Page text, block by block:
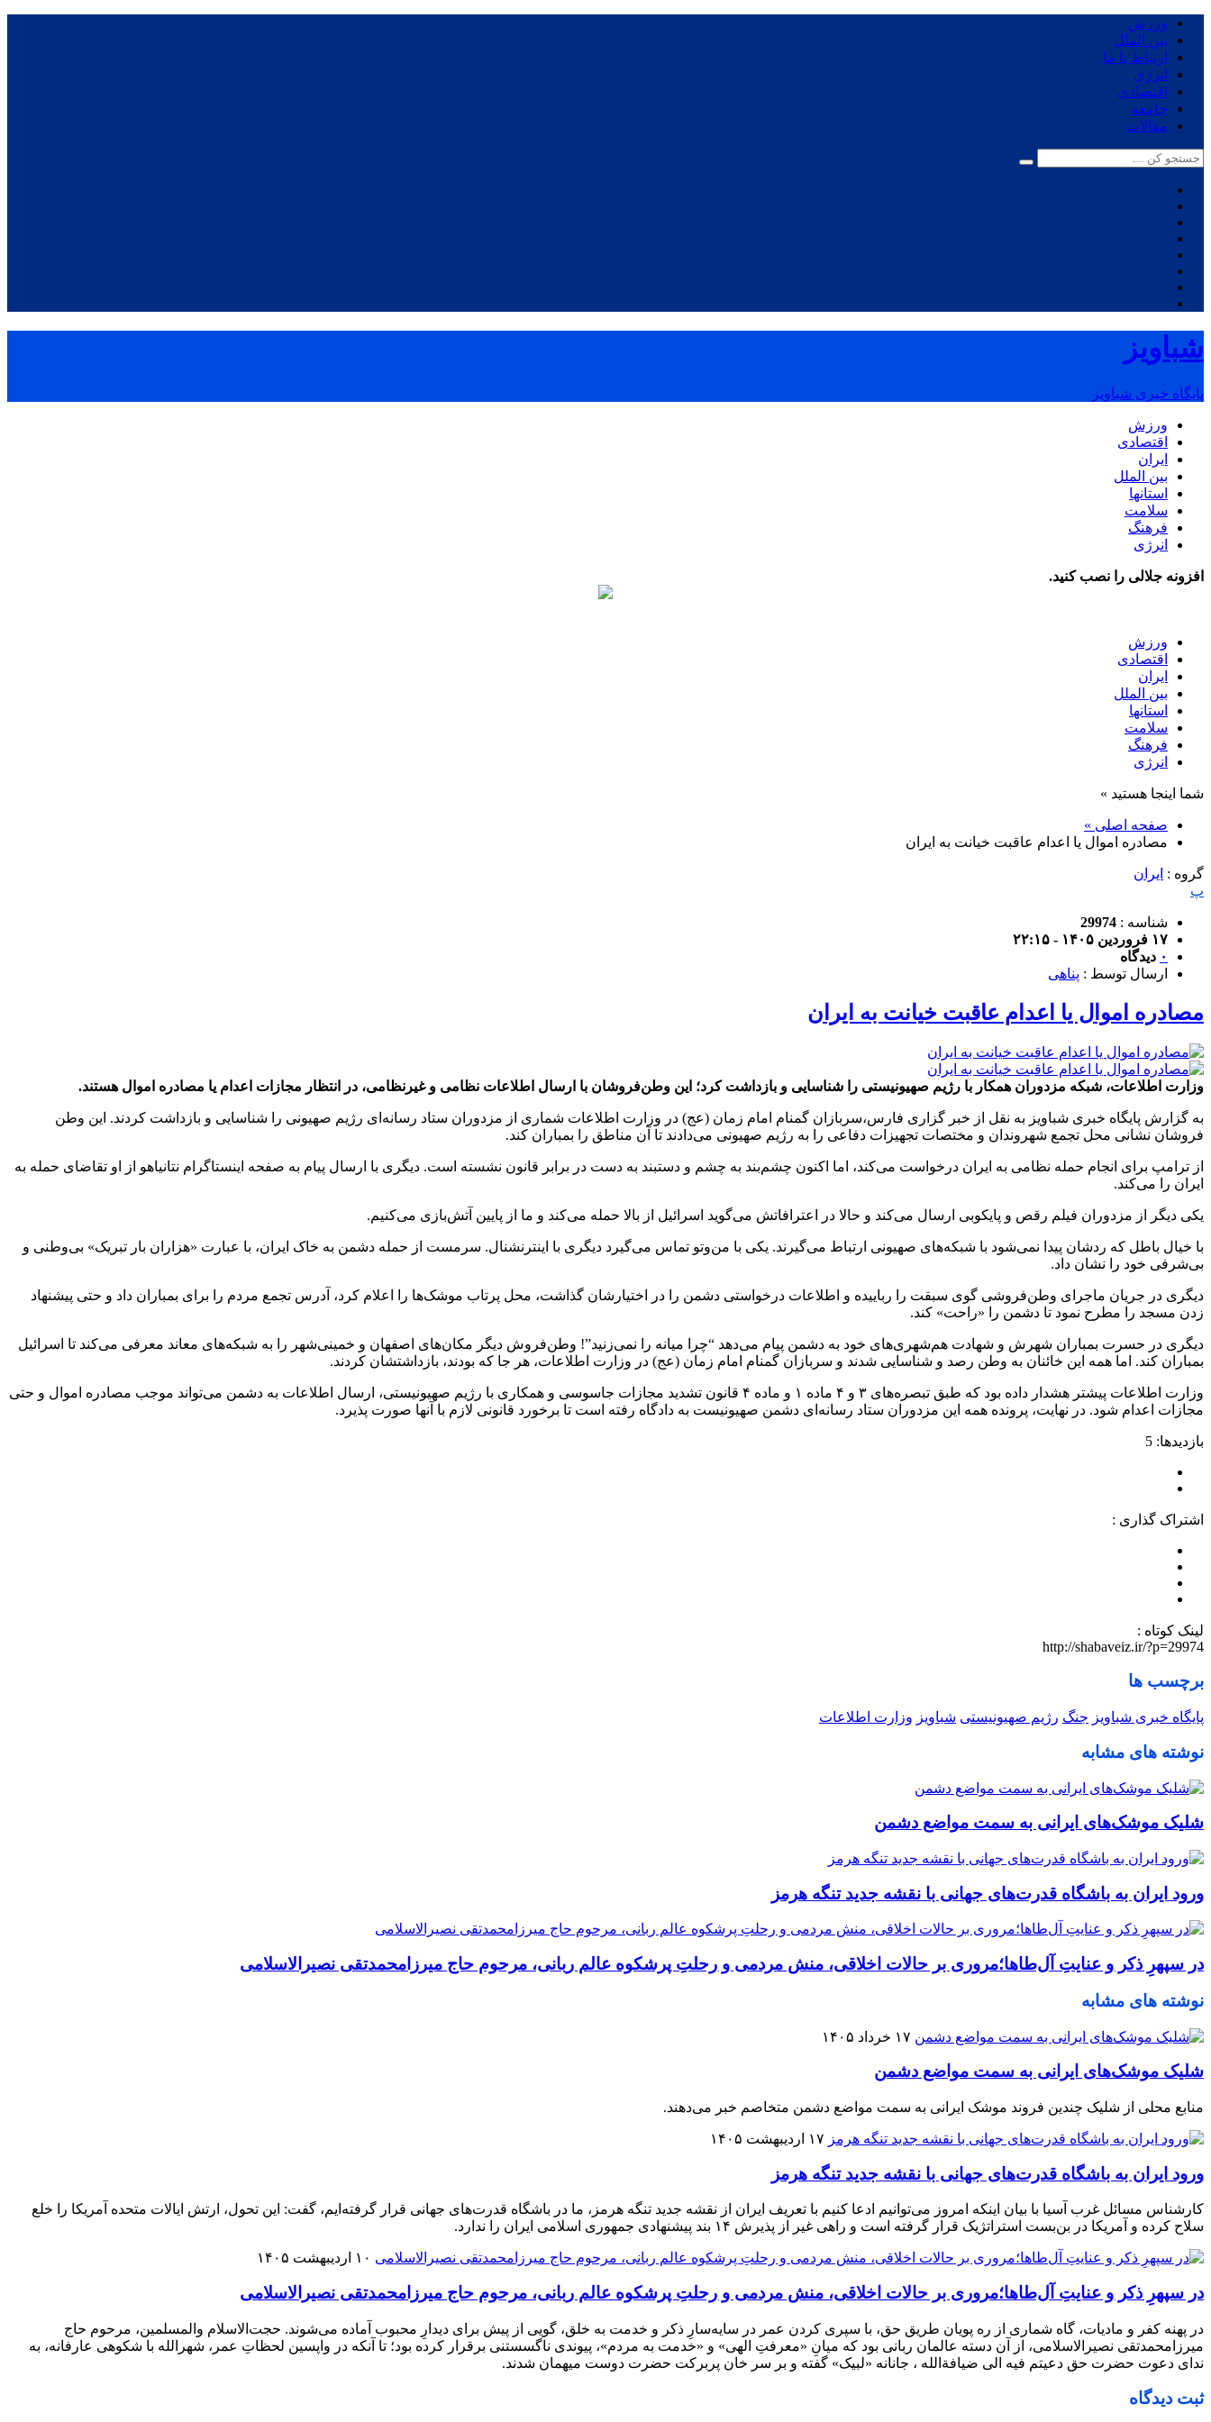
ورزش
بین الملل
ارتباط با ما
انرژی
اقتصادی
جامعه
مقالات
شباویز
پایگاه خبری شباویز
ورزش
اقتصادی
ایران
بین الملل
استانها
سلامت
فرهنگ
انرژی
افزونه جلالی را نصب کنید.
ورزش
اقتصادی
ایران
بین الملل
استانها
سلامت
فرهنگ
انرژی
شما اینجا هستید »
صفحه اصلی »
مصادره اموال یا اعدام عاقبت خیانت به ایران
گروه : ایران
پ
شناسه : 29974
۱۷ فروردین ۱۴۰۵ - ۲۲:۱۵
۰ دیدگاه
ارسال توسط : پناهی
مصادره اموال یا اعدام عاقبت خیانت به ایران
وزارت اطلاعات، شبکه مزدوران همکار با رژیم صهیونیستی را شناسایی و بازداشت کرد؛ این وطن‌فروشان با ارسال اطلاعات نظامی و غیرنظامی، در انتظار مجازات اعدام یا مصادره اموال هستند.
به گزارش پایگاه خبری شباویز به نقل از خبر گزاری فارس،سربازان گمنام امام زمان (عج) در وزارت اطلاعات شماری از مزدوران ستاد رسانه‌ای رژیم صهیونی را شناسایی و بازداشت کردند. این وطن
فروشان نشانی محل تجمع شهروندان و مختصات تجهیزات دفاعی را به رژیم صهیونی می‌دادند تا آن مناطق را بمباران کند.
از ترامپ برای انجام حمله نظامی به ایران درخواست می‌کند، اما اکنون چشم‌بند به چشم و دستبند به دست در برابر قانون نشسته است. دیگری با ارسال پیام به صفحه اینستاگرام نتانیاهو از او تقاضای حمله به
ایران را می‌کند.
یکی دیگر از مزدوران فیلم رقص و پایکوبی ارسال می‌کند و حالا در اعترافاتش می‌گوید اسرائیل از بالا حمله می‌کند و ما از پایین آتش‌بازی می‌کنیم.
با خیال باطل که ردشان پیدا نمی‌شود با شبکه‌های صهیونی ارتباط می‌گیرند. یکی با من‌وتو تماس می‌گیرد دیگری با اینترنشنال. سرمست از حمله دشمن به خاک ایران، با عبارت «هزاران بار تبریک» بی‌وطنی و
بی‌شرفی خود را نشان داد.
دیگری در جریان ماجرای وطن‌فروشی گوی سبقت را رباییده و اطلاعات درخواستی دشمن را در اختیارشان گذاشت، محل پرتاب موشک‌ها را اعلام کرد، آدرس تجمع مردم را برای بمباران داد و حتی پیشنهاد
زدن مسجد را مطرح نمود تا دشمن را «راحت» کند.
دیگری در حسرت بمباران شهرش و شهادت هم‌شهری‌های خود به دشمن پیام می‌دهد “چرا میانه را نمی‌زنید”! وطن‌فروش دیگر مکان‌های اصفهان و خمینی‌شهر را به شبکه‌های معاند معرفی می‌کند تا اسرائیل
بمباران کند. اما همه این خائنان به وطن رصد و شناسایی شدند و سربازان گمنام امام زمان (عج) در وزارت اطلاعات، هر جا که بودند، بازداشتشان کردند.
وزارت اطلاعات پیشتر هشدار داده بود که طبق تبصره‌های ۳ و ۴ ماده ۱ و ماده ۴ قانون تشدید مجازات جاسوسی و همکاری با رژیم صهیونیستی، ارسال اطلاعات به دشمن می‌تواند موجب مصادره اموال و حتی
مجازات اعدام شود. در نهایت، پرونده همه این مزدوران ستاد رسانه‌ای دشمن صهیونیست به دادگاه رفته است تا برخورد قانونی لازم با آنها صورت پذیرد.
بازدیدها: 5
اشتراک گذاری :
لینک کوتاه :
http://shabaveiz.ir/?p=29974
برچسب ها
پایگاه خبری شباویز جنگ رژیم صهیونیستی شباویز وزارت اطلاعات
نوشته های مشابه
شلیک موشک‌های ایرانی به سمت مواضع دشمن
ورود ایران به باشگاه قدرت‌های جهانی با نقشه جدید تنگه هرمز
در سپهرِ ذکر و عنایتِ آل‌طاها؛مروری بر حالات اخلاقی، منش مردمی و رحلتِ پرشکوه عالم ربانی، مرحوم حاج میرزامحمدتقی نصیرالاسلامی
نوشته های مشابه
۱۷ خرداد ۱۴۰۵
شلیک موشک‌های ایرانی به سمت مواضع دشمن
منابع محلی از شلیک چندین فروند موشک ایرانی به سمت مواضع دشمن متخاصم خبر می‌دهند.
۱۷ اردیبهشت ۱۴۰۵
ورود ایران به باشگاه قدرت‌های جهانی با نقشه جدید تنگه هرمز
کارشناس مسائل غرب آسیا با بیان اینکه امروز می‌توانیم ادعا کنیم با تعریف ایران از نقشه جدید تنگه هرمز، ما در باشگاه قدرت‌های جهانی قرار گرفته‌ایم، گفت: این تحول، ارتش ایالات متحده آمریکا را خلع
سلاح کرده و آمریکا در بن‌بست استراتژیک قرار گرفته است و راهی غیر از پذیرش ۱۴ بند پیشنهادی جمهوری اسلامی ایران را ندارد.
۱۰ اردیبهشت ۱۴۰۵
در سپهرِ ذکر و عنایتِ آل‌طاها؛مروری بر حالات اخلاقی، منش مردمی و رحلتِ پرشکوه عالم ربانی، مرحوم حاج میرزامحمدتقی نصیرالاسلامی
در پهنه کفر و مادیات، گاه شماری از ره پویان طریق حق، با سپری کردن عمر در سایه‌سارِ ذکر و خدمت به خلق، گویی از پیش برای دیدارِ محبوب آماده می‌شوند. حجت‌الاسلام والمسلمین، مرحوم حاج
میرزامحمدتقی نصیرالاسلامی، از آن دسته عالمان ربانی بود که میانِ «معرفتِ الهی» و «خدمت به مردم»، پیوندی ناگسستنی برقرار کرده بود؛ تا آنکه در واپسین لحظاتِ عمر، شهرالله با شکوهی عارفانه، به
ندای دعوت حضرت حق دعیتم فیه الی ضیافةالله ، جانانه «لبیک» گفته و بر سر خان پربرکت حضرت دوست میهمان شدند.
ثبت دیدگاه